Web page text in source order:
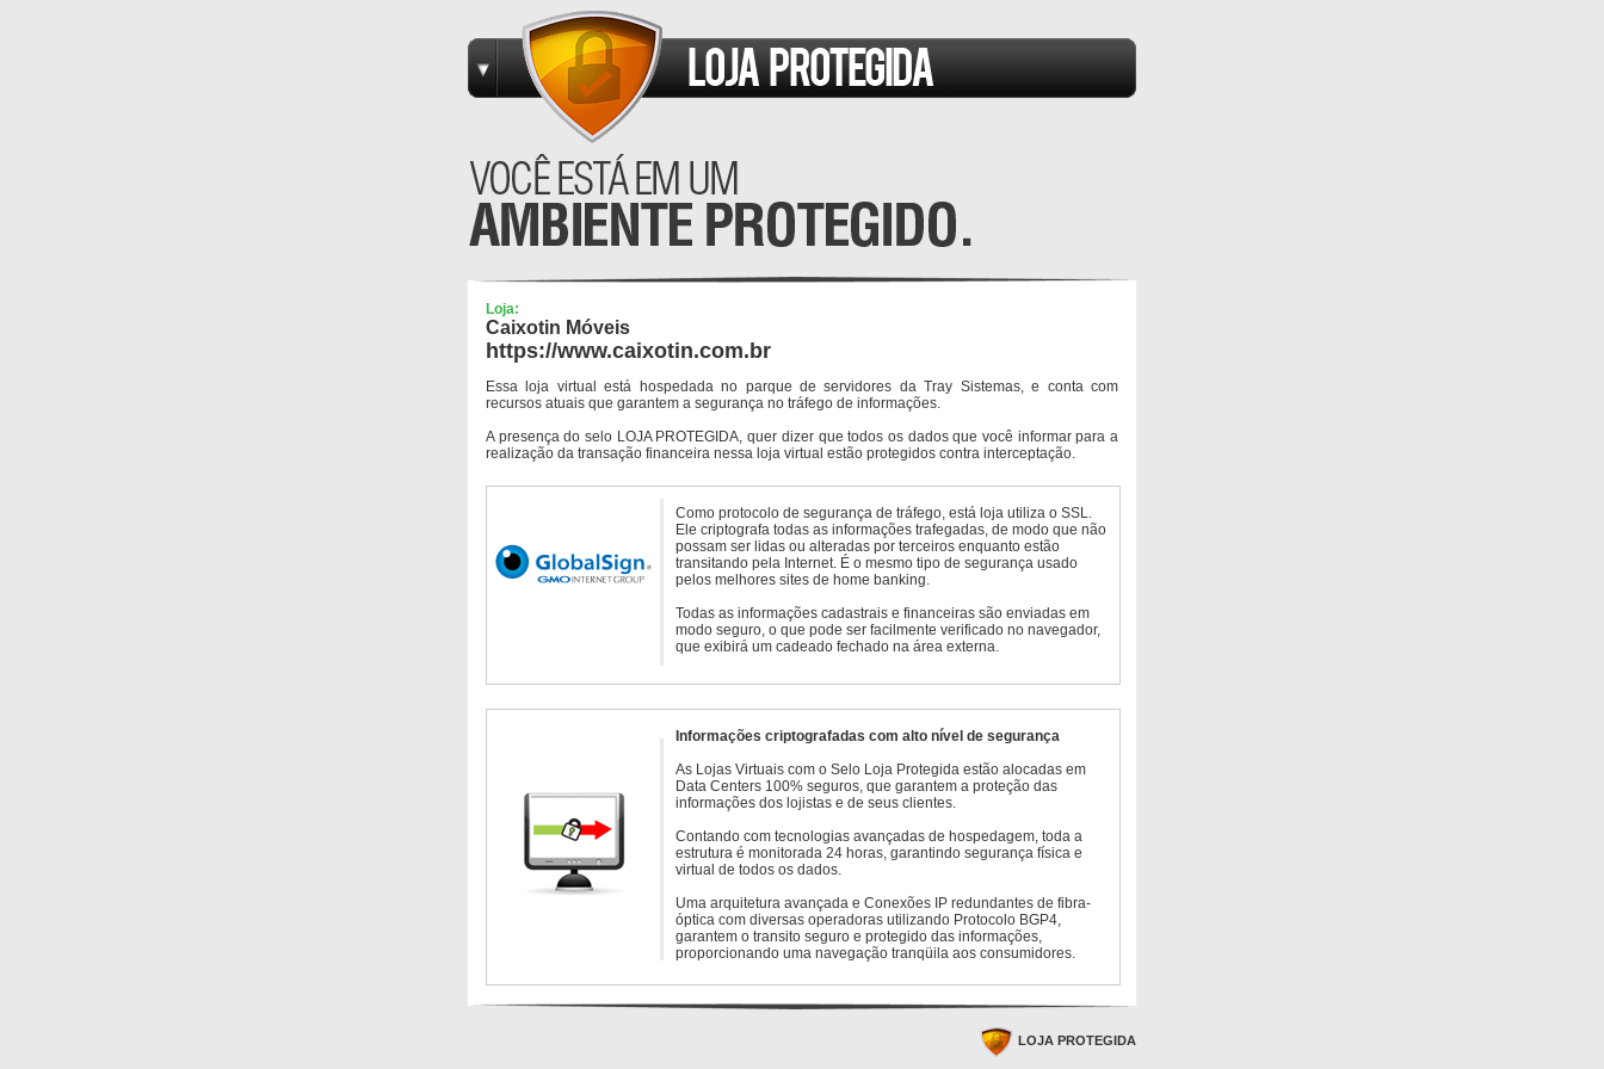
Loja:
Caixotin Móveis
https://www.caixotin.com.br
Essa loja virtual está hospedada no parque de servidores da Tray Sistemas, e conta com
recursos atuais que garantem a segurança no tráfego de informações.
A presença do selo LOJA PROTEGIDA, quer dizer que todos os dados que você informar para a
realização da transação financeira nessa loja virtual estão protegidos contra interceptação.
Como protocolo de segurança de tráfego, está loja utiliza o SSL.
Ele criptografa todas as informações trafegadas, de modo que não
possam ser lidas ou alteradas por terceiros enquanto estão
transitando pela Internet. É o mesmo tipo de segurança usado
pelos melhores sites de home banking.
Todas as informações cadastrais e financeiras são enviadas em
modo seguro, o que pode ser facilmente verificado no navegador,
que exibirá um cadeado fechado na área externa.
Informações criptografadas com alto nível de segurança
As Lojas Virtuais com o Selo Loja Protegida estão alocadas em
Data Centers 100% seguros, que garantem a proteção das
informações dos lojistas e de seus clientes.
Contando com tecnologias avançadas de hospedagem, toda a
estrutura é monitorada 24 horas, garantindo segurança física e
virtual de todos os dados.
Uma arquitetura avançada e Conexões IP redundantes de fibra-
óptica com diversas operadoras utilizando Protocolo BGP4,
garantem o transito seguro e protegido das informações,
proporcionando uma navegação tranqüila aos consumidores.
LOJA PROTEGIDA